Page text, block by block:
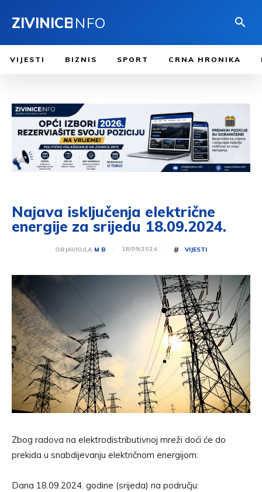
ZIVINICEINFO
VIJESTI BIZNIS SPORT CRNA HRONIKA
Najava isključenja električne
energije za srijedu 18.09.2024.
OBJAVIO/LA M B 18/09/2024 # VIJESTI
Zbog radova na elektrodistributivnoj mreži doći će do
prekida u snabdijevanju električnom energijom:
Dana 18.09.2024. godine (srijeda) na području: